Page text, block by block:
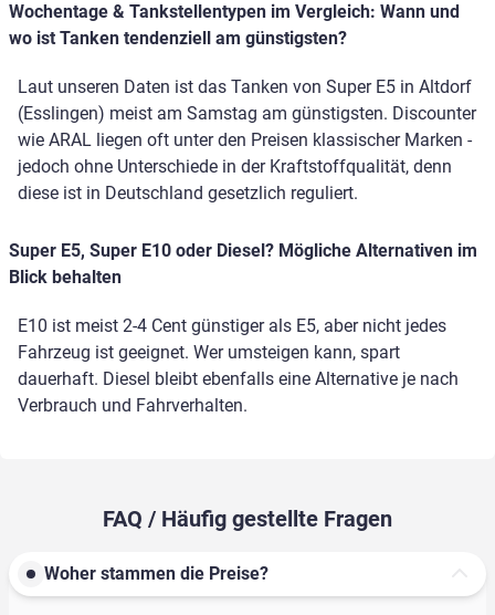
Wochentage & Tankstellentypen im Vergleich: Wann und
wo ist Tanken tendenziell am günstigsten?
Laut unseren Daten ist das Tanken von Super E5 in Altdorf
(Esslingen) meist am Samstag am günstigsten. Discounter
wie ARAL liegen oft unter den Preisen klassischer Marken -
jedoch ohne Unterschiede in der Kraftstoffqualität, denn
diese ist in Deutschland gesetzlich reguliert.
Super E5, Super E10 oder Diesel? Mögliche Alternativen im
Blick behalten
E10 ist meist 2-4 Cent günstiger als E5, aber nicht jedes
Fahrzeug ist geeignet. Wer umsteigen kann, spart
dauerhaft. Diesel bleibt ebenfalls eine Alternative je nach
Verbrauch und Fahrverhalten.
FAQ / Häufig gestellte Fragen
Woher stammen die Preise?